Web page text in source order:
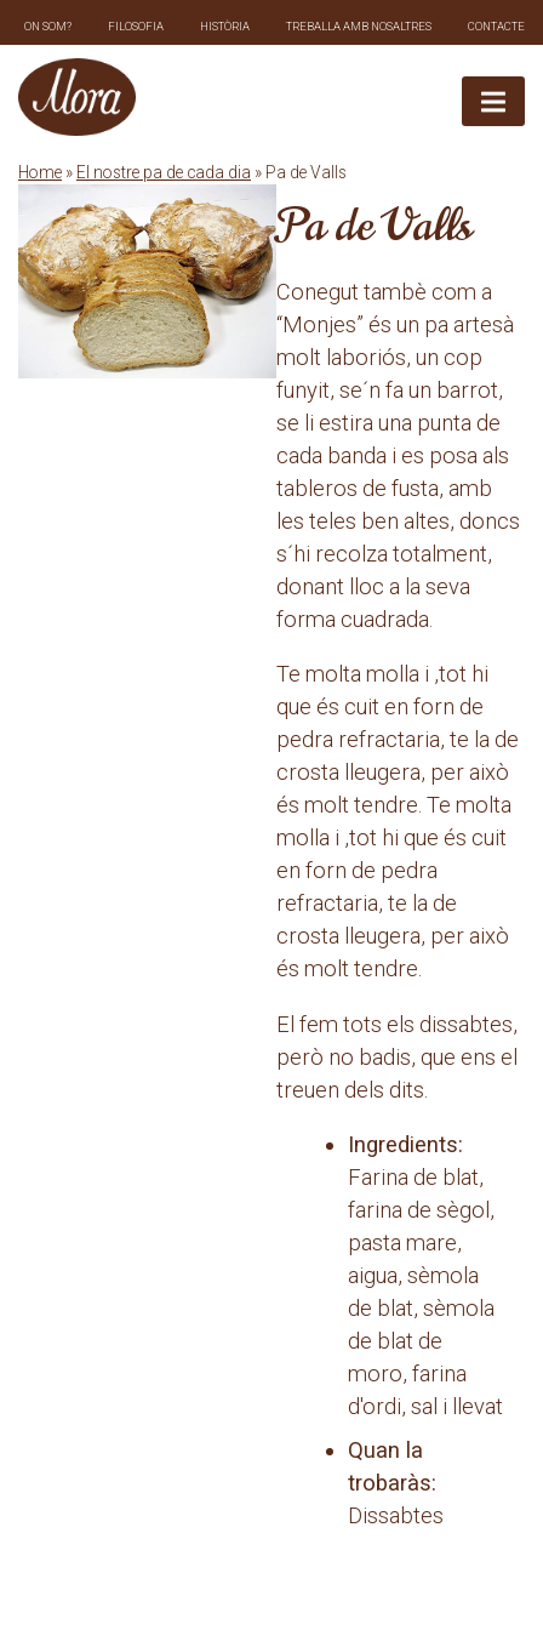
to
content
ON SOM? FILOSOFIA HISTÒRIA TREBALLA AMB NOSALTRES CONTACTE
Home » El nostre pa de cada dia » Pa de Valls
Pa de Valls
Conegut tambè com a
“Monjes” és un pa artesà
molt laboriós, un cop
funyit, se´n fa un barrot,
se li estira una punta de
cada banda i es posa als
tableros de fusta, amb
les teles ben altes, doncs
s´hi recolza totalment,
donant lloc a la seva
forma cuadrada.
Te molta molla i ,tot hi
que és cuit en forn de
pedra refractaria, te la de
crosta lleugera, per això
és molt tendre. Te molta
molla i ,tot hi que és cuit
en forn de pedra
refractaria, te la de
crosta lleugera, per això
és molt tendre.
El fem tots els dissabtes,
però no badis, que ens el
treuen dels dits.
Ingredients:
Farina de blat,
farina de sègol,
pasta mare,
aigua, sèmola
de blat, sèmola
de blat de
moro, farina
d'ordi, sal i llevat
Quan la
trobaràs:
Dissabtes